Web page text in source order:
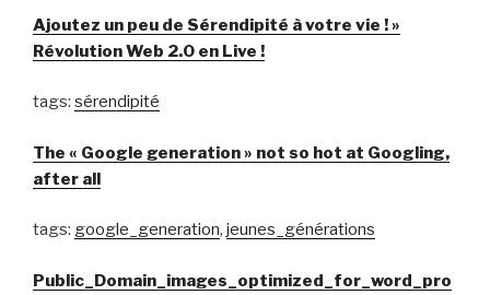
Ajoutez un peu de Sérendipité à votre vie ! »
Révolution Web 2.0 en Live !
tags: sérendipité
The « Google generation » not so hot at Googling,
after all
tags: google_generation, jeunes_générations
Public_Domain_images_optimized_for_word_pro